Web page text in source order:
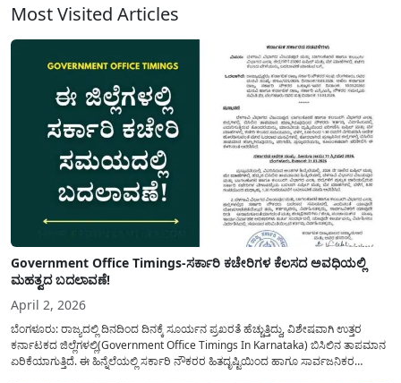
Most Visited Articles
Government Office Timings-ಸರ್ಕಾರಿ ಕಚೇರಿಗಳ ಕೆಲಸದ ಅವಧಿಯಲ್ಲಿ
ಮಹತ್ವದ ಬದಲಾವಣೆ!
April 2, 2026
ಬೆಂಗಳೂರು: ರಾಜ್ಯದಲ್ಲಿ ದಿನದಿಂದ ದಿನಕ್ಕೆ ಸೂರ್ಯನ ಪ್ರಖರತೆ ಹೆಚ್ಚುತ್ತಿದ್ದು, ವಿಶೇಷವಾಗಿ ಉತ್ತರ
ಕರ್ನಾಟಕದ ಜಿಲ್ಲೆಗಳಲ್ಲಿ(Government Office Timings In Karnataka) ಬಿಸಿಲಿನ ತಾಪಮಾನ
ಏರಿಕೆಯಾಗುತ್ತಿದೆ. ಈ ಹಿನ್ನೆಲೆಯಲ್ಲಿ ಸರ್ಕಾರಿ ನೌಕರರ ಹಿತದೃಷ್ಟಿಯಿಂದ ಹಾಗೂ ಸಾರ್ವಜನಿಕರ